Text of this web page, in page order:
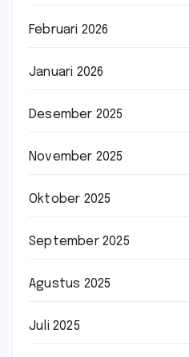
Februari 2026
Januari 2026
Desember 2025
November 2025
Oktober 2025
September 2025
Agustus 2025
Juli 2025